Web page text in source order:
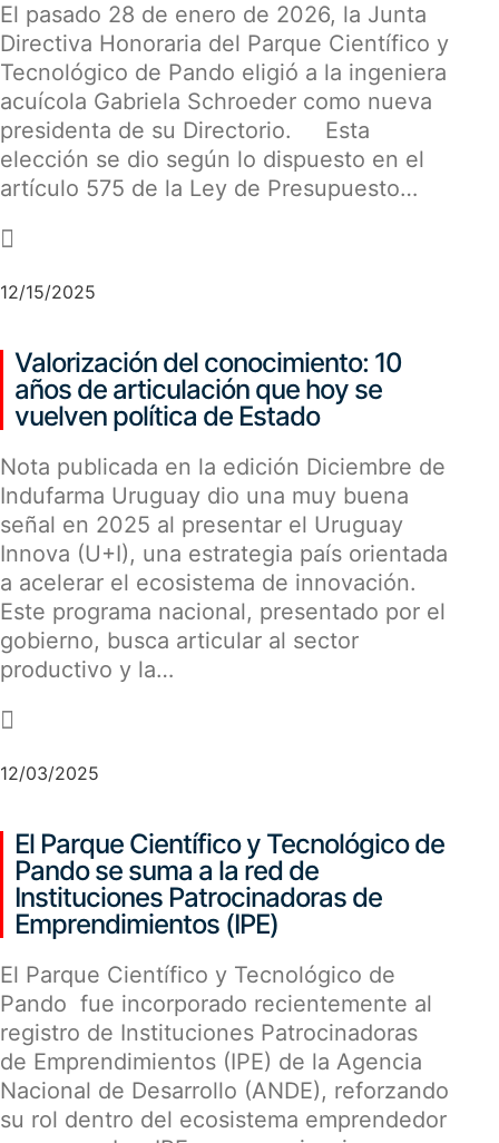
El pasado 28 de enero de 2026, la Junta
Directiva Honoraria del Parque Científico y
Tecnológico de Pando eligió a la ingeniera
acuícola Gabriela Schroeder como nueva
presidenta de su Directorio. Esta
elección se dio según lo dispuesto en el
artículo 575 de la Ley de Presupuesto…
12/15/2025
Valorización del conocimiento: 10
años de articulación que hoy se
vuelven política de Estado
Nota publicada en la edición Diciembre de
Indufarma Uruguay dio una muy buena
señal en 2025 al presentar el Uruguay
Innova (U+I), una estrategia país orientada
a acelerar el ecosistema de innovación.
Este programa nacional, presentado por el
gobierno, busca articular al sector
productivo y la…
12/03/2025
El Parque Científico y Tecnológico de
Pando se suma a la red de
Instituciones Patrocinadoras de
Emprendimientos (IPE)
El Parque Científico y Tecnológico de
Pando fue incorporado recientemente al
registro de Instituciones Patrocinadoras
de Emprendimientos (IPE) de la Agencia
Nacional de Desarrollo (ANDE), reforzando
su rol dentro del ecosistema emprendedor